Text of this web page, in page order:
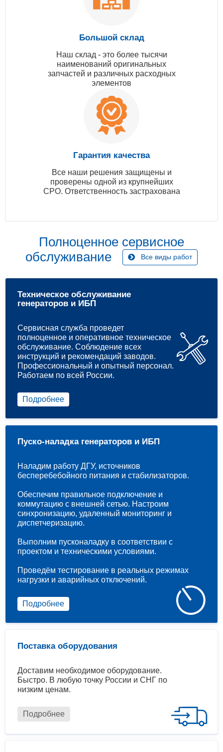
Большой склад
Наш склад - это более тысячи
наименований оригинальных
запчастей и различных расходных
элементов
Гарантия качества
Все наши решения защищены и
проверены одной из крупнейших
СРО. Ответственность застрахована
Полноценное сервисное
обслуживание
Все виды работ
Техническое обслуживание
генераторов и ИБП
Сервисная служба проведет
полноценное и оперативное техническое
обслуживание. Соблюдение всех
инструкций и рекомендаций заводов.
Профессиональный и опытный персонал.
Работаем по всей России.
Подробнее
Поставка оборудования
Доставим необходимое оборудование.
Быстро. В любую точку России и СНГ по
низким ценам.
Подробнее
Пуско-наладка генераторов и ИБП
Наладим работу ДГУ, источников
бесперебебойного питания и стабилизаторов.
Обеспечим правильное подключение и
коммутацию с внешней сетью. Настроим
синхронизацию, удаленный мониторинг и
диспетчеризацию.
Выполним пусконаладку в соответствии с
проектом и техническими условиями.
Проведём тестирование в реальных режимах
нагрузки и аварийных отключений.
Подробнее